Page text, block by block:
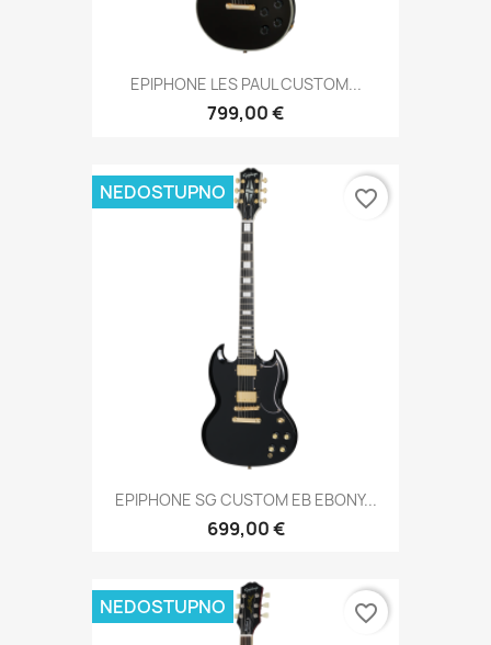
EPIPHONE LES PAUL CUSTOM...
799,00 €
EPIPHONE SG CUSTOM EB EBONY...
699,00 €
NEDOSTUPNO favorite_border
NEDOSTUPNO favorite_border